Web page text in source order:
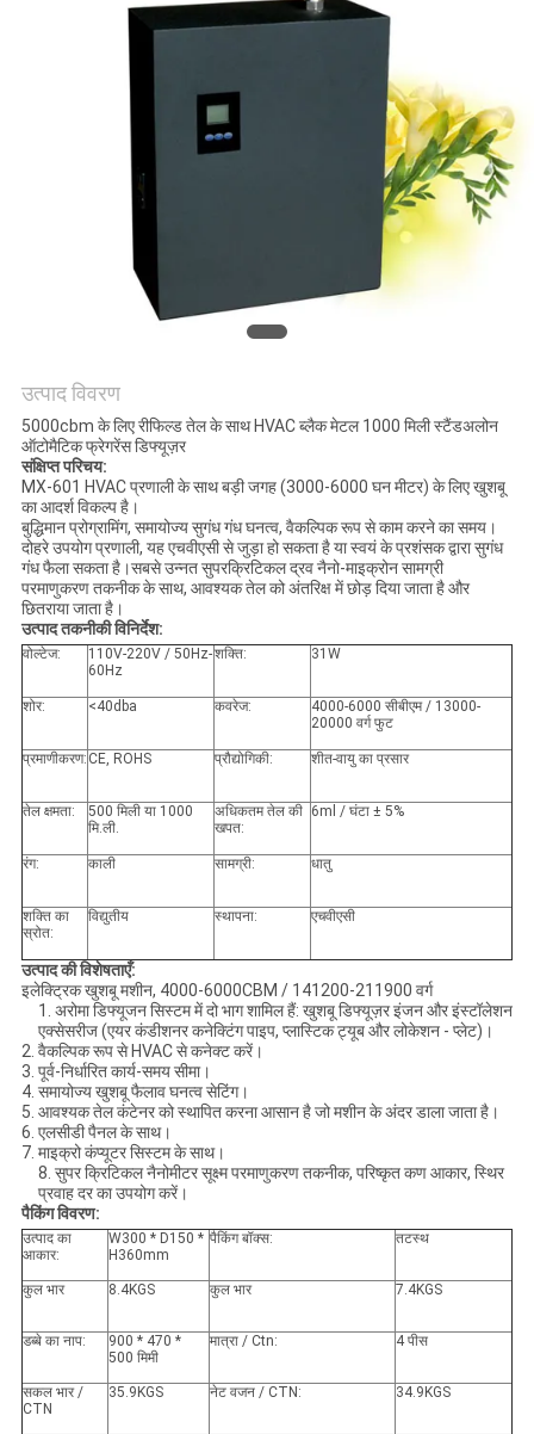
SHOPPING
PRIVACY
उत्पाद विवरण
5000cbm के लिए रीफिल्ड तेल के साथ HVAC ब्लैक मेटल 1000 मिली स्टैंडअलोन
ऑटोमैटिक फ्रेगरेंस डिफ्यूज़र
संक्षिप्त परिचय:
MX-601 HVAC प्रणाली के साथ बड़ी जगह (3000-6000 घन मीटर) के लिए खुशबू
का आदर्श विकल्प है।
बुद्धिमान प्रोग्रामिंग, समायोज्य सुगंध गंध घनत्व, वैकल्पिक रूप से काम करने का समय।
दोहरे उपयोग प्रणाली, यह एचवीएसी से जुड़ा हो सकता है या स्वयं के प्रशंसक द्वारा सुगंध
गंध फैला सकता है।सबसे उन्नत सुपरक्रिटिकल द्रव नैनो-माइक्रोन सामग्री
परमाणुकरण तकनीक के साथ, आवश्यक तेल को अंतरिक्ष में छोड़ दिया जाता है और
छितराया जाता है।
उत्पाद तकनीकी विनिर्देश:
वोल्टेज:
110V-220V / 50Hz-
60Hz
शक्ति: 31W
शोर: <40dba कवरेज:
4000-6000 सीबीएम / 13000-
20000 वर्ग फुट
प्रमाणीकरण: CE, ROHS प्रौद्योगिकी: शीत-वायु का प्रसार
तेल क्षमता:
500 मिली या 1000
मि.ली.
अधिकतम तेल की
खपत:
6ml / घंटा ± 5%
रंग: काली सामग्री: धातु
शक्ति का
स्रोत:
विद्युतीय स्थापना: एचवीएसी
उत्पाद की विशेषताएँ:
इलेक्ट्रिक खुशबू मशीन, 4000-6000CBM / 141200-211900 वर्ग
1. अरोमा डिफ्यूजन सिस्टम में दो भाग शामिल हैं: खुशबू डिफ्यूज़र इंजन और इंस्टॉलेशन
एक्सेसरीज (एयर कंडीशनर कनेक्टिंग पाइप, प्लास्टिक ट्यूब और लोकेशन - प्लेट)।
2. वैकल्पिक रूप से HVAC से कनेक्ट करें।
3. पूर्व-निर्धारित कार्य-समय सीमा।
4. समायोज्य खुशबू फैलाव घनत्व सेटिंग।
5. आवश्यक तेल कंटेनर को स्थापित करना आसान है जो मशीन के अंदर डाला जाता है।
6. एलसीडी पैनल के साथ।
7. माइक्रो कंप्यूटर सिस्टम के साथ।
8. सुपर क्रिटिकल नैनोमीटर सूक्ष्म परमाणुकरण तकनीक, परिष्कृत कण आकार, स्थिर
प्रवाह दर का उपयोग करें।
पैकिंग विवरण:
उत्पाद का
आकार:
W300 * D150 *
H360mm
पैकिंग बॉक्स: तटस्थ
कुल भार 8.4KGS कुल भार 7.4KGS
डब्बे का नाप:
900 * 470 *
500 मिमी
मात्रा / Ctn: 4 पीस
सकल भार /
CTN
35.9KGS नेट वजन / CTN: 34.9KGS